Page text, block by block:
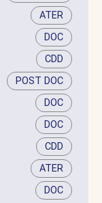
ATER
DOC
CDD
POST DOC
DOC
DOC
CDD
ATER
DOC